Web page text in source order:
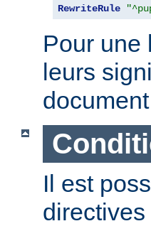
RewriteRule
Pour une
leurs
document
Il est
directives